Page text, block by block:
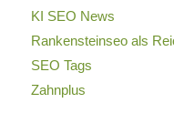
KI SEO News
Rankensteinseo als
SEO Tags
Zahnplus